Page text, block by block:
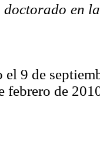
en
9 de
febrero de